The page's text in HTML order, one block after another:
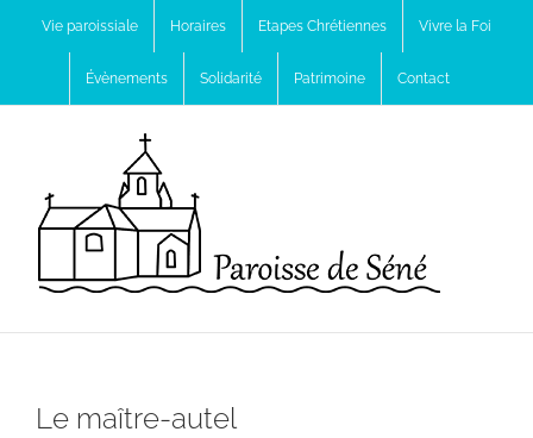
PasserVie paroissiale Horaires Etapes Chrétiennes Vivre la Foi
Évènements Solidarité Patrimoine Contact
Le maître-autel